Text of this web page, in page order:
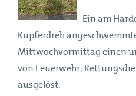
Ein am
Kupferdreh
Mittwochvormittag einen
von Feuerwehr,
ausgelöst.